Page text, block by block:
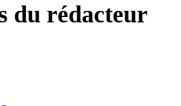
du rédacteur